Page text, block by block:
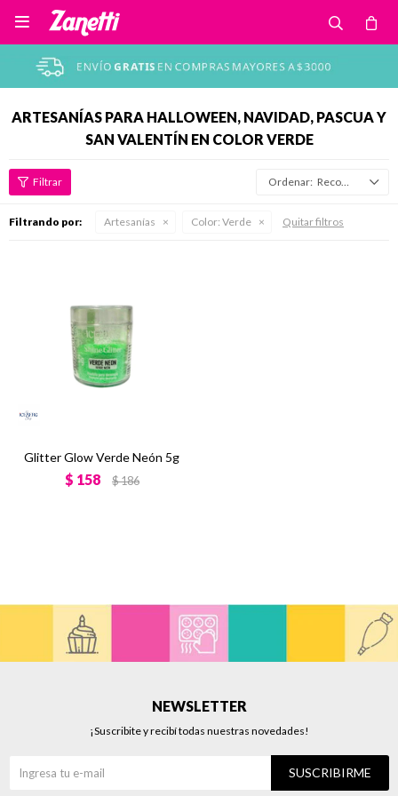

ARTESANÍAS PARA HALLOWEEN, NAVIDAD, PASCUA Y
SAN VALENTÍN EN COLOR VERDE
Recomendados
Filtrando por: Artesanías Color: Verde Quitar filtros
Glitter Glow Verde Neón 5g
$ 158 $186
NEWSLETTER
¡Suscribite y recibí todas nuestras novedades!
SUSCRIBIRME